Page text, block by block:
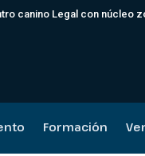
canino Legal con núcleo
Formación